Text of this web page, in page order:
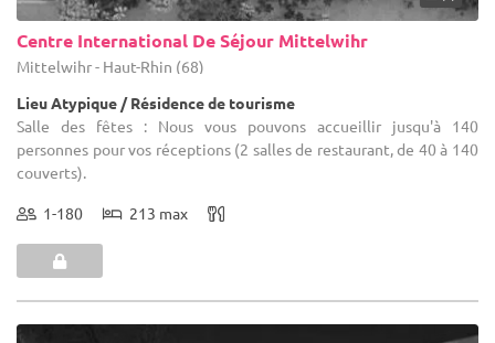
Centre International De Séjour Mittelwihr
Mittelwihr - Haut-Rhin (68)
Lieu Atypique / Résidence de tourisme
Salle des fêtes : Nous vous pouvons accueillir jusqu'à 140
personnes pour vos réceptions (2 salles de restaurant, de 40 à 140
couverts).
1-180 213 max